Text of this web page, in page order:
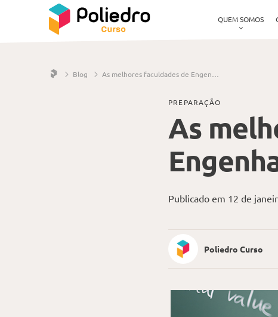
Pular navegação
QUEM SOMOS
Blog As melhores faculdades de Engenharia em São Paulo
PREPARAÇÃO
As
Publicado em 12 de
Poliedro Curso